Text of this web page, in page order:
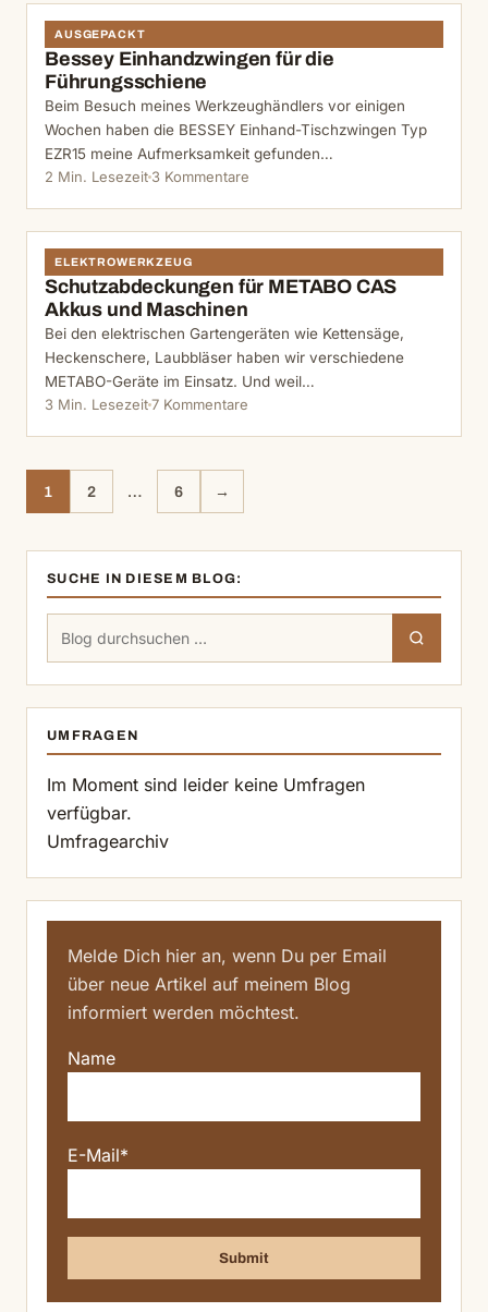
AUSGEPACKT
Bessey Einhandzwingen für die
Führungsschiene
Beim Besuch meines Werkzeughändlers vor einigen
Wochen haben die BESSEY Einhand-Tischzwingen Typ
EZR15 meine Aufmerksamkeit gefunden…
2 Min. Lesezeit 3 Kommentare
ELEKTROWERKZEUG
Schutzabdeckungen für METABO CAS
Akkus und Maschinen
Bei den elektrischen Gartengeräten wie Kettensäge,
Heckenschere, Laubbläser haben wir verschiedene
METABO-Geräte im Einsatz. Und weil…
3 Min. Lesezeit7 Kommentare
1 2 … 6 →
SUCHE IN DIESEM BLOG:
Suchen
UMFRAGEN
Im Moment sind leider keine Umfragen
verfügbar.
Umfragearchiv
Melde Dich hier an, wenn Du per Email
über neue Artikel auf meinem Blog
informiert werden möchtest.
Name
E-Mail*